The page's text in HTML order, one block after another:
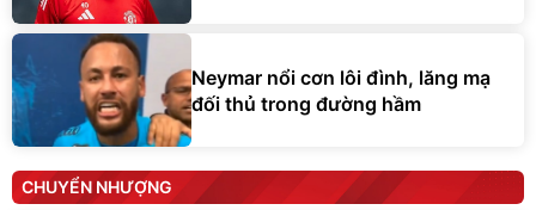
Neymar nổi cơn lôi đình, lăng mạ
đối thủ trong đường hầm
CHUYỂN NHƯỢNG